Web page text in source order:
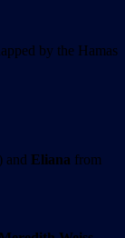
by the Hamas
and Eliana from